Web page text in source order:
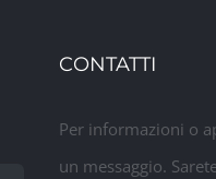
CONTATTI
Per informazioni o
un messaggio.